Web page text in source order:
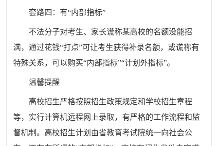
套路四：有“内部指标”
不法分子对考生、家长谎称某高校的名额没能招
满，通过花钱“打点”可让考生获得补录名额，或谎称有
特殊关系，可以购买“内部指标”“计划外指标”。
温馨提醒
高校招生严格按照招生政策规定和学校招生章程
等，实行计算机远程网上录取，有严格的工作流程和监
督机制。高校招生计划由省教育考试院统一向社会公